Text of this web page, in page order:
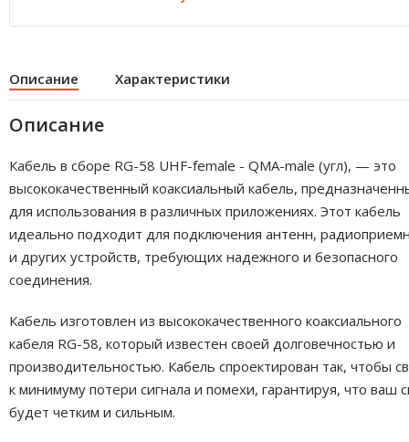
Описание Характеристики
Описание
Кабель в сборе RG-58 UHF-female - QMA-male (угл), — это
высококачественный коаксиальный кабель,
для использования в различных приложениях. Этот кабель
идеально подходит для подключения антенн,
и других устройств, требующих надежного и безопасного
соединения.
Кабель изготовлен из высококачественного коаксиального
кабеля RG-58, который известен своей долговечностью и
производительностью. Кабель спроектирован так, чтобы
к минимуму потери сигнала и помехи, гарантируя, что ваш
будет четким и сильным.